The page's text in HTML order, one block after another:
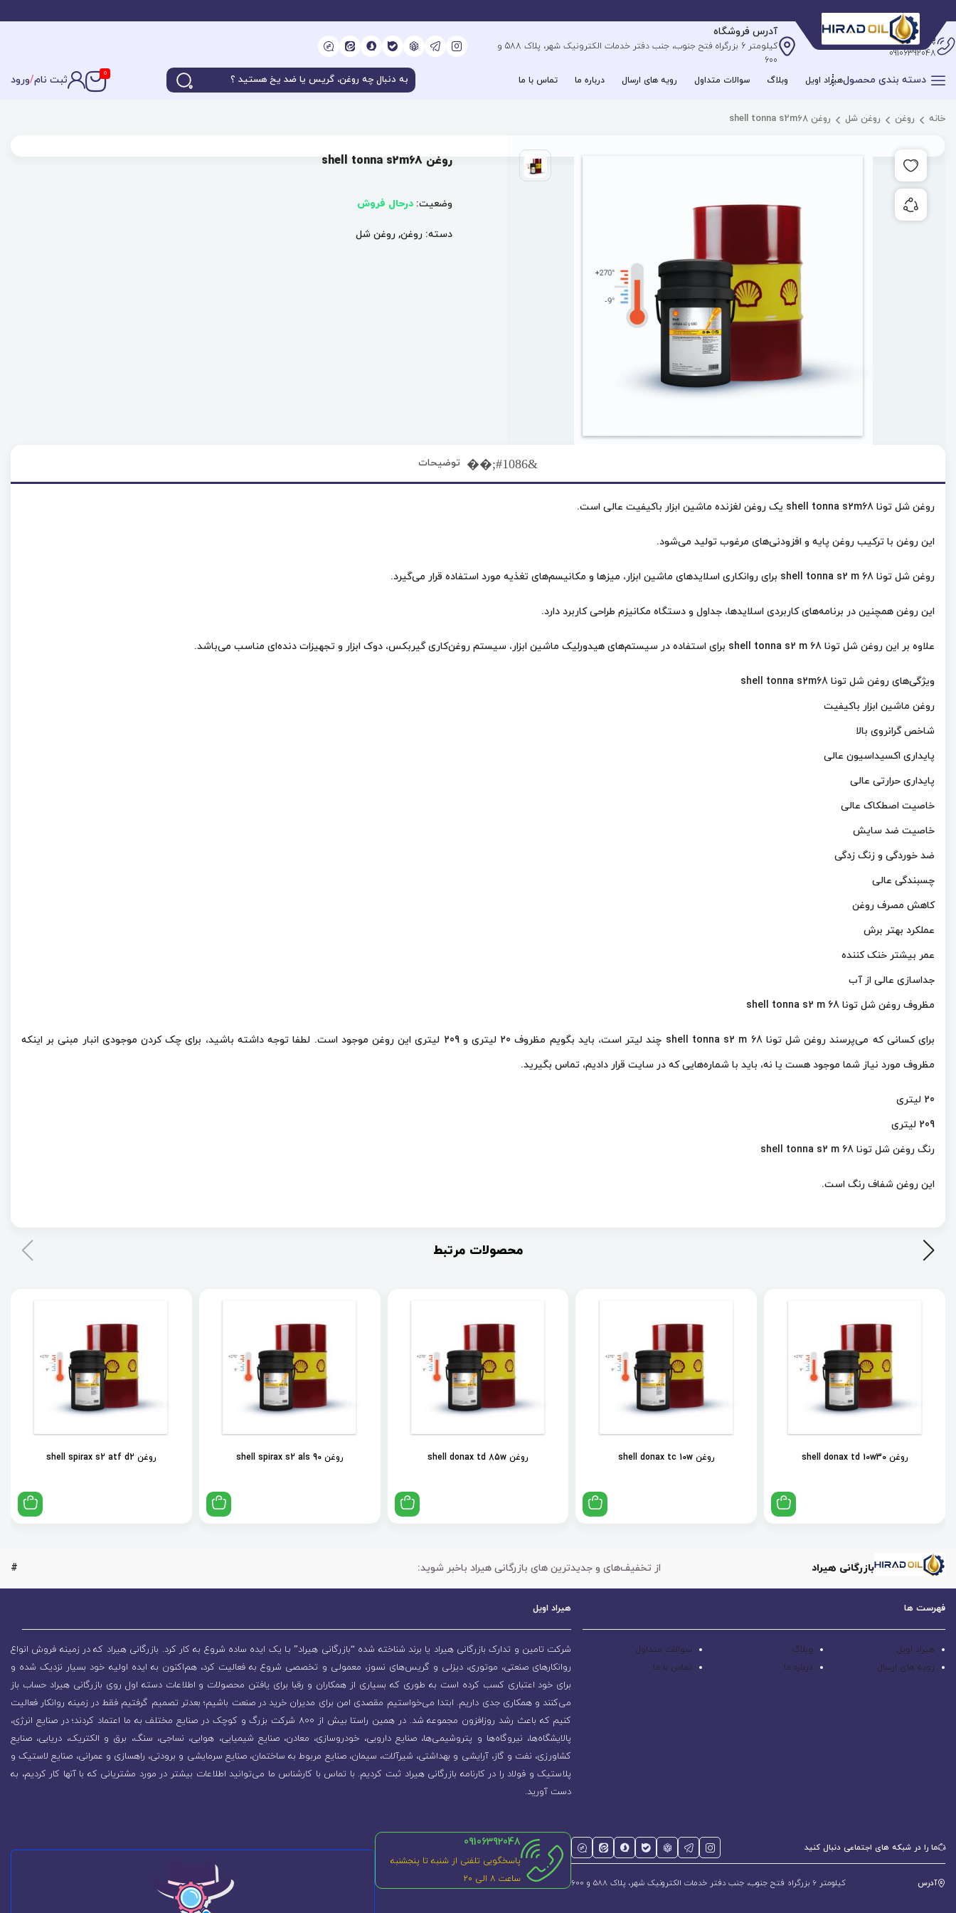
پشتیبانی آنلاین
09106392048
آدرس فروشگاه
کیلومتر 6 بزرگراه فتح جنوب، جنب دفتر خدمات الکترونیک شهر، پلاک 588 و
600
دسته بندی محصولهیراد اویل وبلاگ سوالات متداول رویه های ارسال درباره ما تماس با ما
0 ثبت نام/ورود
خانه روغن روغن شل روغن shell tonna s2m68
به اشتراک گذاری محصول
روغن shell tonna s2m68
وضعیت: درحال فروش
دسته: روغن, روغن شل
توضیحات
روغن شل تونا shell tonna s2m68 یک روغن لغزنده ماشین ابزار باکیفیت عالی است.
این روغن با ترکیب روغن پایه و افزودنی‌های مرغوب تولید می‌شود.
روغن شل تونا shell tonna s2 m 68 برای روانکاری اسلایدهای ماشین ابزار، میزها و مکانیسم‌های تغذیه مورد استفاده قرار می‌گیرد.
این روغن همچنین در برنامه‌های کاربردی اسلایدها، جداول و دستگاه مکانیزم طراحی کاربرد دارد.
علاوه بر این روغن شل تونا shell tonna s2 m 68 برای استفاده در سیستم‌های هیدورلیک ماشین ابزار، سیستم روغن‌کاری گیربکس، دوک ابزار و تجهیزات دنده‌ای مناسب می‌باشد.
ویژگی‌های روغن شل تونا shell tonna s2m68
روغن ماشین ابزار باکیفیت
شاخص گرانروی بالا
پایداری اکسیداسیون عالی
پایداری حرارتی عالی
خاصیت اصطکاک عالی
خاصیت ضد سایش
ضد خوردگی و زنگ زدگی
چسبندگی عالی
کاهش مصرف روغن
عملکرد بهتر برش
عمر بیشتر خنک کننده
جداسازی عالی از آب
مظروف روغن شل تونا shell tonna s2 m 68
برای کسانی که می‌پرسند روغن شل تونا shell tonna s2 m 68 چند لیتر است، باید بگویم مظروف 20 لیتری و 209 لیتری این روغن موجود است. لطفا توجه داشته باشید، برای چک کردن موجودی انبار مبنی بر اینکه
مظروف مورد نیاز شما موجود هست یا نه، باید با شماره‌هایی که در سایت قرار دادیم، تماس بگیرید.
20 لیتری
209 لیتری
رنگ روغن شل تونا shell tonna s2 m 68
این روغن شفاف رنگ است.
محصولات مرتبط
روغن shell donax td 10w30 روغن shell donax tc 10w روغن shell donax td 85w روغن shell spirax s2 als 90 روغن shell spirax s2 atf d2
بازرگانی هیراد از تخفیف‌های و جدیدترین های بازرگانی هیراد باخبر شوید: #
فهرست ها
هیراد اویل وبلاگ
سوالات متداول
رویه های ارسال
درباره ما تماس با ما
هیراد اویل
شرکت تامین و تدارک بازرگانی هیراد یا برند شناخته شده “بازرگانی هیراد” بـا یک ایده ساده شروع به کار کرد. بازرگانی هیراد که در زمینه فروش انواع
روانکارهای صنعتی، موتوری، دیزلی و گریس‌های نسوز، معمولی و تخصصی شروع به فعالیت کرد، هم‌اکنون به ایده اولیه خود بسیار نزدیک شده و
برای خود اعتباری کسب کرده است به طوری که بسیاری از همکاران و رقبا برای یافتن محصولات و اطلاعات دسته اول روی بازرگانی هیراد حساب باز
می‌کنند و همکاری جدی داریم. ابتدا می‌خواستیم مقصدی امن برای مدیران خرید در صنعت باشیم؛ بعدتر تصمیم گرفتیم فقط در زمینه روانکار فعالیت
کنیم که باعث رشد روزافزون مجموعه شد. در همین راستا بیش از 800 شرکت بزرگ و کوچک در صنایع مختلف به ما اعتماد کردند؛ در صنایع انرژی،
پالایشگاه‌ها، نیروگاه‌ها و پتروشیمی‌ها، صنایع دارویی، خودروسازی، معادن، صنایع شیمیایی، هوایی، نساجی، سنگ، برق و الکتریک، دریایی، صنایع
کشاورزی، نفت و گاز، آرایشی و بهداشتی، شیرآلات، سیمان، صنایع مربوط به ساختمان، صنایع سرمایشی و برودتی، راهسازی و عمرانی، صنایع لاستیک و
پلاستیک و فولاد را در کارنامه بازرگانی هیراد ثبت کردیم. با تماس با کارشناس ما می‌توانید اطلاعات بیشتر در مورد مشتریانی که با آنها کار کردیم، به
دست آورید.
ما را در شبکه های اجتماعی دنبال کنید
آدرس کیلومتر 6 بزرگراه فتح جنوب، جنب دفتر خدمات الکترونیک شهر، پلاک 588 و 600
09106392048
پاسخگویی تلفنی از شنبه تا پنجشنبه
ساعت 8 الی ۲۰